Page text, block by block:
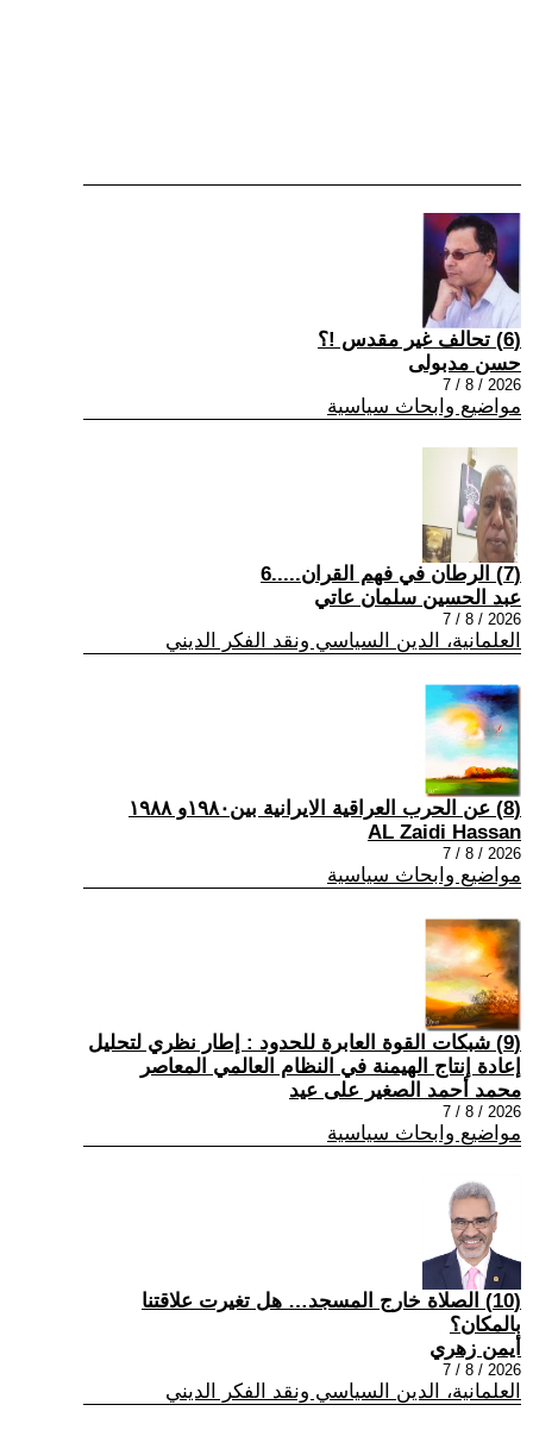
(6) تحالف غير مقدس !؟
حسن مدبولى
2026 / 8 / 7
مواضيع وابحاث سياسية
(7) الرطان في فهم القران.....6
عبد الحسين سلمان عاتي
2026 / 8 / 7
العلمانية، الدين السياسي ونقد الفكر الديني
(8) عن الحرب العراقية الايرانية بين١٩٨٠و ١٩٨٨
AL Zaidi Hassan
2026 / 8 / 7
مواضيع وابحاث سياسية
(9) شبكات القوة العابرة للحدود : إطار نظري لتحليل
إعادة إنتاج الهيمنة في النظام العالمي المعاصر
محمد أحمد الصغير على عيد
2026 / 8 / 7
مواضيع وابحاث سياسية
(10) الصلاة خارج المسجد… هل تغيرت علاقتنا
بالمكان؟
أيمن زهري
2026 / 8 / 7
العلمانية، الدين السياسي ونقد الفكر الديني